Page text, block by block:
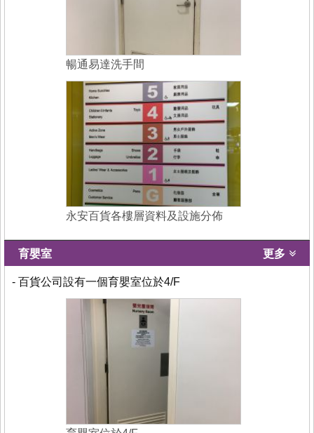
暢通易達洗手間
永安百貨各樓層資料及設施分佈
育嬰室 更多
- 百貨公司設有一個育嬰室位於4/F